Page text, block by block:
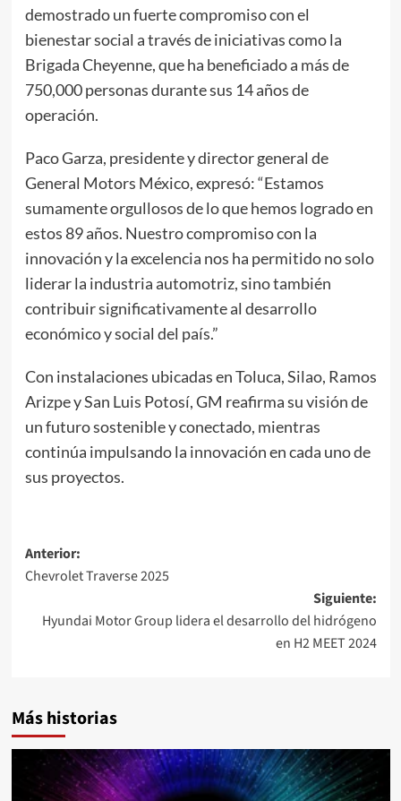
demostrado un fuerte compromiso con el
bienestar social a través de iniciativas como la
Brigada Cheyenne, que ha beneficiado a más de
750,000 personas durante sus 14 años de
operación.
Paco Garza, presidente y director general de
General Motors México, expresó: “Estamos
sumamente orgullosos de lo que hemos logrado en
estos 89 años. Nuestro compromiso con la
innovación y la excelencia nos ha permitido no solo
liderar la industria automotriz, sino también
contribuir significativamente al desarrollo
económico y social del país.”
Con instalaciones ubicadas en Toluca, Silao, Ramos
Arizpe y San Luis Potosí, GM reafirma su visión de
un futuro sostenible y conectado, mientras
continúa impulsando la innovación en cada uno de
sus proyectos.
Navegación
de
entradas
Anterior:
Chevrolet Traverse 2025
Siguiente:
Hyundai Motor Group lidera el desarrollo del hidrógeno
en H2 MEET 2024
Más historias